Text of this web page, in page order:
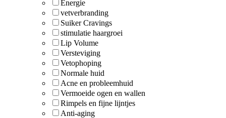
Energie
vetverbranding
Suiker Cravings
stimulatie haargroei
Lip Volume
Versteviging
Vetophoping
Normale huid
Acne en probleemhuid
Vermoeide ogen en wallen
Rimpels en fijne lijntjes
Anti-aging